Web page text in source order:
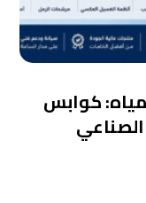
كوابس